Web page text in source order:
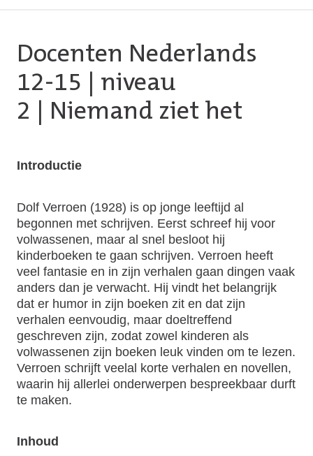
Docenten Nederlands
12-15
niveau
2 | Niemand ziet het
Introductie
Dolf Verroen (1928) is op jonge leeftijd al
begonnen met schrijven. Eerst schreef hij voor
volwassenen, maar al snel besloot hij
kinderboeken te gaan schrijven. Verroen heeft
veel fantasie en in zijn verhalen gaan dingen vaak
anders dan je verwacht. Hij vindt het belangrijk
dat er humor in zijn boeken zit en dat zijn
verhalen eenvoudig, maar doeltreffend
geschreven zijn, zodat zowel kinderen als
volwassenen zijn boeken leuk vinden om te lezen.
Verroen schrijft veelal korte verhalen en novellen,
waarin hij allerlei onderwerpen bespreekbaar durft
te maken.
Inhoud